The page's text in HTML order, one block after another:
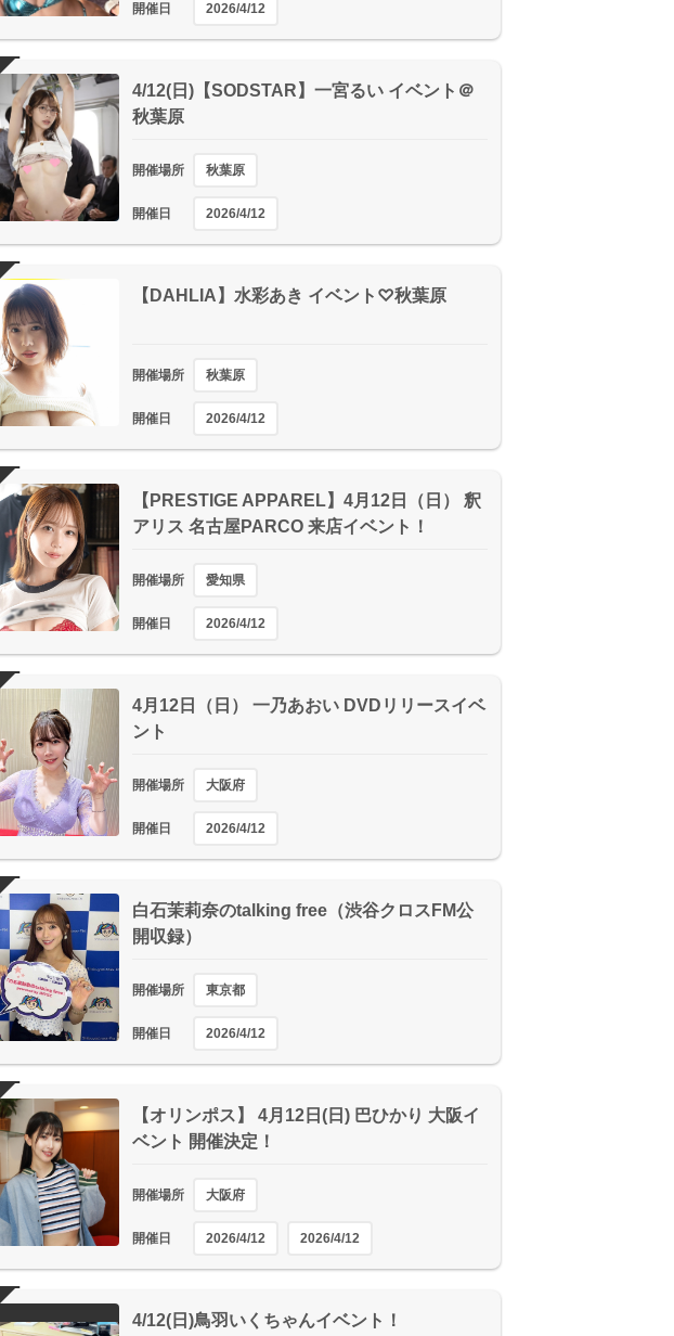
開催日 2026/4/12
4/12(日)【SODSTAR】一宮るい イベント＠
秋葉原
開催場所 秋葉原
開催日 2026/4/12
【DAHLIA】水彩あき イベント♡秋葉原
開催場所 秋葉原
開催日 2026/4/12
【PRESTIGE APPAREL】4月12日（日） 釈
アリス 名古屋PARCO 来店イベント！
開催場所 愛知県
開催日 2026/4/12
4月12日（日） 一乃あおい DVDリリースイベ
ント
開催場所 大阪府
開催日 2026/4/12
白石茉莉奈のtalking free（渋谷クロスFM公
開収録）
開催場所 東京都
開催日 2026/4/12
【オリンポス】 4月12日(日) 巴ひかり 大阪イ
ベント 開催決定！
開催場所 大阪府
開催日 2026/4/12 2026/4/12
4/12(日)鳥羽いくちゃんイベント！